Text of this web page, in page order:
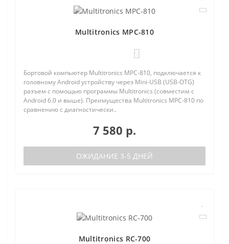
Multitronics MPC-810
Бортовой компьютер Multitronics MPC-810, подключается к
головному Android устройству через Mini-USB (USB-OTG)
разъем с помощью программы Multitronics (совместим с
Android 6.0 и выше). Преимущества Multitronics MPC-810 по
сравнению с диагностически..
7 580 р.
ОЖИДАНИЕ 3-5 ДНЕЙ
Multitronics RC-700